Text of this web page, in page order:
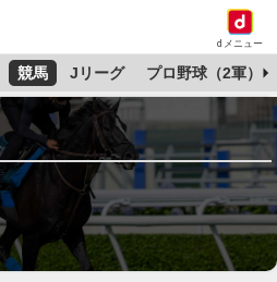
dメニュー
競馬 Jリーグ プロ野球（2軍）